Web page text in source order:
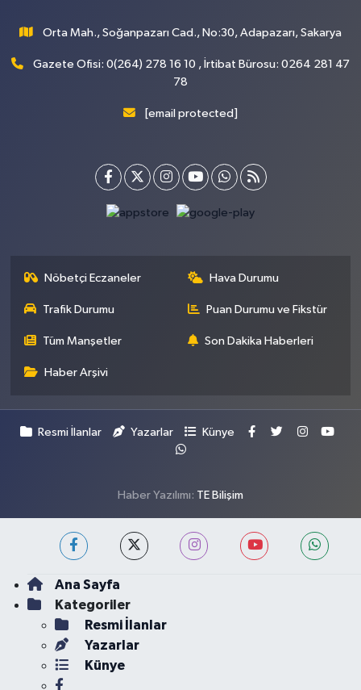
Orta Mah., Soğanpazarı Cad., No:30, Adapazarı, Sakarya
Gazete Ofisi: 0(264) 278 16 10 , İrtibat Bürosu: 0264 281 47
78
[email protected]
Nöbetçi Eczaneler Hava Durumu
Trafik Durumu Puan Durumu ve Fikstür
Tüm Manşetler Son Dakika Haberleri
Haber Arşivi
Resmi İlanlar Yazarlar Künye
Haber Yazılımı: TE Bilişim
Ana Sayfa
Kategoriler
Resmi İlanlar
Yazarlar
Künye